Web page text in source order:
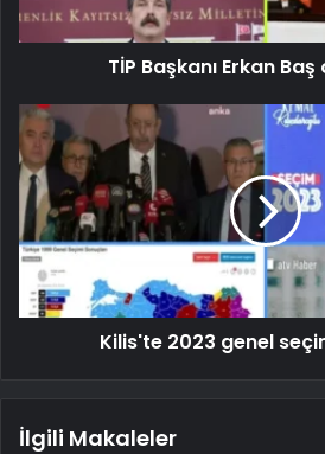
TİP Başkanı Erkan
Kilis'te 2023 genel
İlgili Makaleler